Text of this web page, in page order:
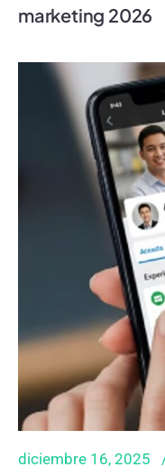
marketing 2026
diciembre 16, 2025